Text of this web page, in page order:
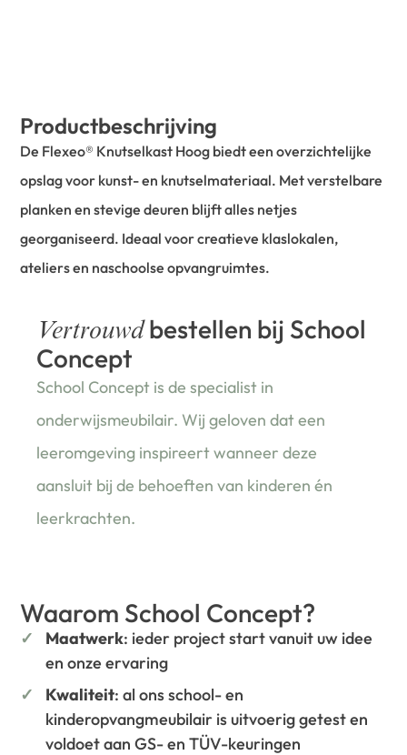
Productbeschrijving
De Flexeo® Knutselkast Hoog biedt een overzichtelijke
opslag voor kunst- en knutselmateriaal. Met verstelbare
planken en stevige deuren blijft alles netjes
georganiseerd. Ideaal voor creatieve klaslokalen,
ateliers en naschoolse opvangruimtes.
Vertrouwdbestellen bij School
Concept
School Concept is de specialist in
onderwijsmeubilair. Wij geloven dat een
leeromgeving inspireert wanneer deze
aansluit bij de behoeften van kinderen én
leerkrachten.
Waarom School Concept?
Maatwerk: ieder project start vanuit uw idee
en onze ervaring
Kwaliteit: al ons school- en
kinderopvangmeubilair is uitvoerig getest en
voldoet aan GS- en TÜV-keuringen